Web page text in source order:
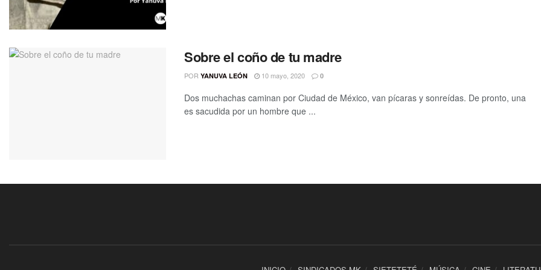
Sobre el coño de tu madre
POR YANUVA LEÓN 10 mayo, 2020 0
Dos muchachas caminan por Ciudad de México, van pícaras y sonreídas. De pronto, una
es sacudida por un hombre que ...